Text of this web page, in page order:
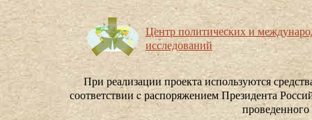
Центр политических и
исследований
При реализации проекта используются
соответствии c распоряжением Президента